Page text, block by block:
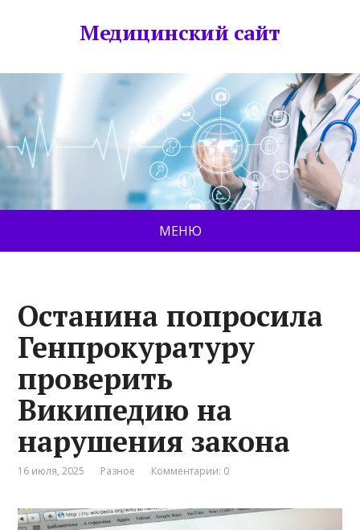
Медицинский сайт
МЕНЮ
Останина попросила
Генпрокуратуру
проверить
Википедию на
нарушения закона
16 июля, 2025 Разное Комментарии: 0